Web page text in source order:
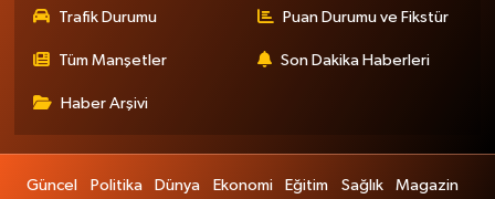
Trafik Durumu Puan Durumu ve Fikstür
Tüm Manşetler Son Dakika Haberleri
Haber Arşivi
Güncel Politika Dünya Ekonomi Eğitim Sağlık Magazin